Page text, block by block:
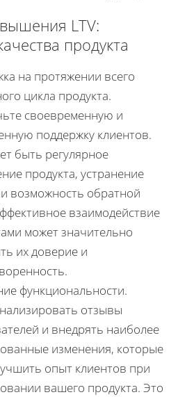
LTV:
продукта
на протяжении всего
цикла продукта.
своевременную и
поддержку клиентов.
быть регулярное
продукта, устранение
возможность обратной
взаимодействие
может значительно
их доверие и
функциональности.
отзывы
и внедрять наиболее
изменения, которые
опыт клиентов при
вашего продукта. Это